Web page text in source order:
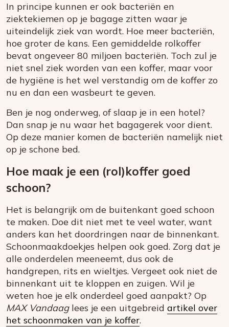
In principe kunnen er ook bacteriën en
ziektekiemen op je bagage zitten waar je
uiteindelijk ziek van wordt. Hoe meer bacteriën,
hoe groter de kans. Een gemiddelde rolkoffer
bevat ongeveer 80 miljoen bacteriën. Toch zul je
niet snel ziek worden van een koffer, maar voor
de hygiëne is het wel verstandig om de koffer zo
nu en dan een wasbeurt te geven.
Ben je nog onderweg, of slaap je in een hotel?
Dan snap je nu waar het bagagerek voor dient.
Op deze manier komen de bacteriën namelijk niet
op je schone bed.
Hoe maak je een (rol)koffer goed
schoon?
Het is belangrijk om de buitenkant goed schoon
te maken. Doe dit niet met te veel water, want
anders kan het doordringen naar de binnenkant.
Schoonmaakdoekjes helpen ook goed. Zorg dat je
alle onderdelen meeneemt, dus ook de
handgrepen, rits en wieltjes. Vergeet ook niet de
binnenkant uit te kloppen en zuigen. Wil je
weten hoe je elk onderdeel goed aanpakt? Op
MAX Vandaaglees je een uitgebreid artikel over
het schoonmaken van je koffer.